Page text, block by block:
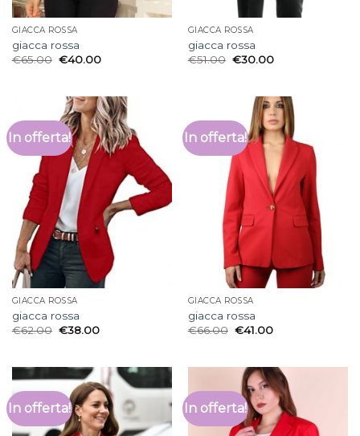
GIACCA ROSSA
giacca rossa
€65.00 €40.00
GIACCA ROSSA
giacca rossa
€51.00 €30.00
In offerta!
GIACCA ROSSA
giacca rossa
€62.00 €38.00
In offerta!
GIACCA ROSSA
giacca rossa
€66.00 €41.00
In offerta! In offerta!